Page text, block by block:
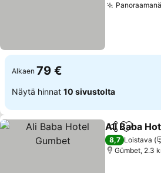
Alkaen 79 €
Näytä hinnat 10 sivustolta
Jaa Lisää
Ali Baba
8,7 Loistava
Gümbet, 2.3